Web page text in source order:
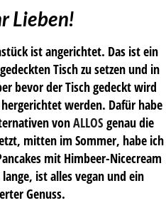
Lieben!
ist angerichtet. Das ist ein
Tisch zu setzen und in
bevor der Tisch gedeckt wird
werden. Dafür habe
vonALLOS genau die
mitten im Sommer, habe ich
mit Himbeer-Nicecream
ist alles vegan und ein
Genuss.